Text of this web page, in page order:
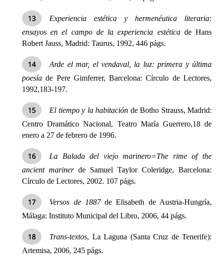
Experiencia estética y hermenéutica literaria:
ensayos en el campo de la experiencia estéticade Hans
Robert Jauss, Madrid: Taurus, 1992, 446 págs.
Arde el mar, el vendaval, la luz: primera y última
poesía de Pere Gimferrer, Barcelona: Círculo de Lectores,
1992,183-197.
El tiempo y la habitación de Botho Strauss, Madrid:
Centro Dramático Nacional, Teatro María Guerrero,18 de
enero a 27 de febrero de 1996.
La Baladadel viejo marinero=The rime of the
ancient marinerde Samuel Taylor Coleridge, Barcelona:
Círculo de Lectores, 2002. 107 págs.
Versos de 1887de Elisabeth de Austria-Hungría,
Málaga: Instituto Municipal del Libro, 2006, 44 págs.
Trans-textos, La Laguna (Santa Cruz de Tenerife):
Artemisa, 2006, 245 págs.